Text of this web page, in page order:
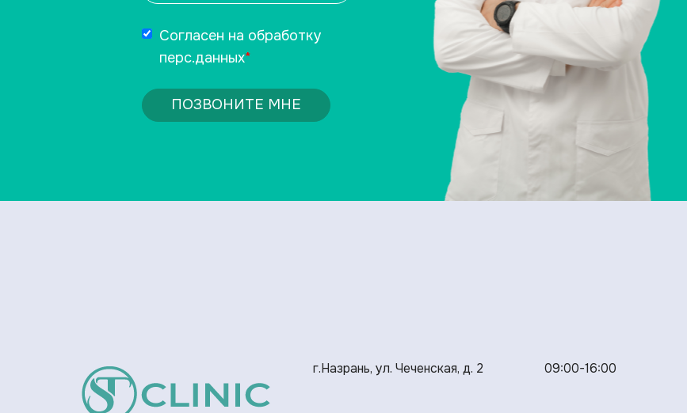
Согласен на обработку
перс.данных*
ПОЗВОНИТЕ МНЕ
г.Назрань, ул. Чеченская, д. 2 09:00-16:00